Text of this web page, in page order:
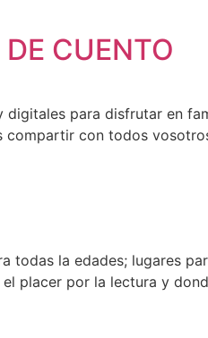
CUENTO
para disfrutar en
compartir con todos
todas la edades; lugares
placer por la lectura y